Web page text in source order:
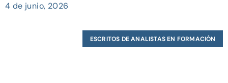
4 de junio, 2026
ESCRITOS DE ANALISTAS EN FORMACIÓN